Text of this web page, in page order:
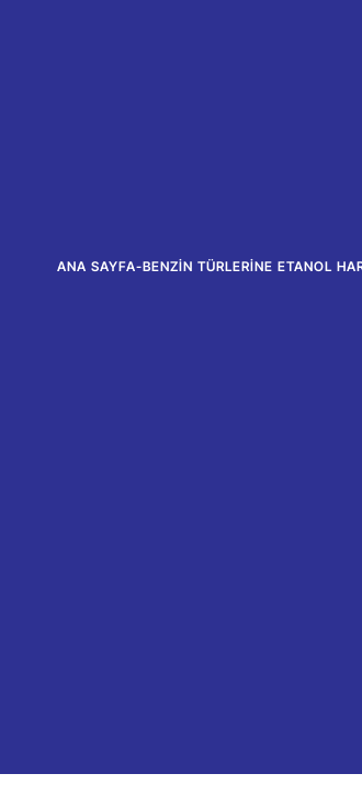
ANA SAYFA-BENZIN TÜRLERINE ETANOL